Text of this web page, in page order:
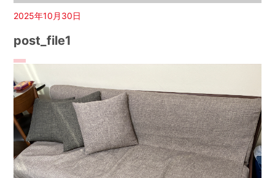
2025年10月30日
post_file1